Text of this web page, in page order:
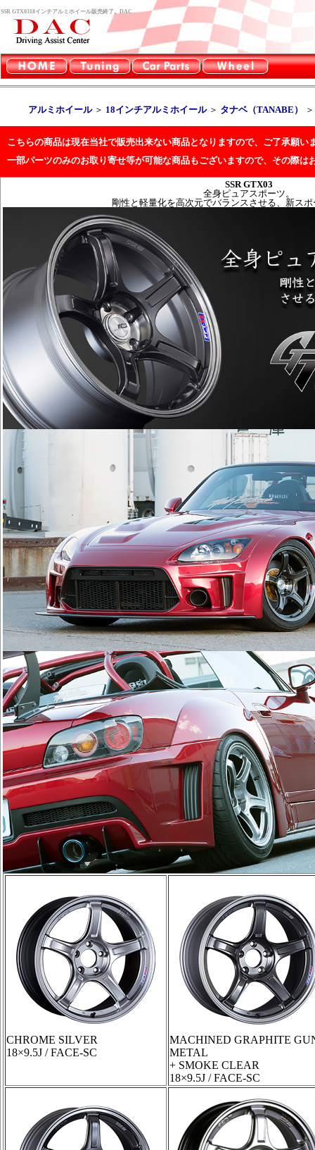
SSR GTX0318インチアルミホイール販売終了。DAC
アルミホイール＞ 18インチアルミホイール＞ タナベ（TANABE）
こちらの商品は現在当社で販売出来ない商品となりますので、ご了承願い
一部パーツのみのお取り寄せ等が可能な商品もございますので、その際は
SSR GTX03
全身ピュアスポーツ。
剛性と軽量化を高次元でバランスさせる、新ス
CHROME SILVER
18×9.5J / FACE-SC
MACHINED GRAPHITE
METAL
+ SMOKE CLEAR
18×9.5J / FACE-SC